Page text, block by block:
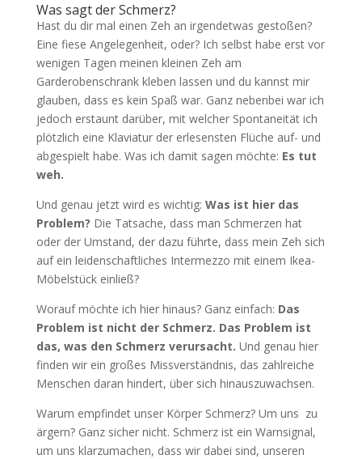
Was sagt der Schmerz?
Hast du dir mal einen Zeh an irgendetwas gestoßen?
Eine fiese Angelegenheit, oder? Ich selbst habe erst vor
wenigen Tagen meinen kleinen Zeh am
Garderobenschrank kleben lassen und du kannst mir
glauben, dass es kein Spaß war. Ganz nebenbei war ich
jedoch erstaunt darüber, mit welcher Spontaneität ich
plötzlich eine Klaviatur der erlesensten Flüche auf- und
abgespielt habe. Was ich damit sagen möchte: Es tut
weh.
Und genau jetzt wird es wichtig: Was ist hier das
Problem? Die Tatsache, dass man Schmerzen hat
oder der Umstand, der dazu führte, dass mein Zeh sich
auf ein leidenschaftliches Intermezzo mit einem Ikea-
Möbelstück einließ?
Worauf möchte ich hier hinaus? Ganz einfach: Das
Problem ist nicht der Schmerz. Das Problem ist
das, was den Schmerz verursacht. Und genau hier
finden wir ein großes Missverständnis, das zahlreiche
Menschen daran hindert, über sich hinauszuwachsen.
Warum empfindet unser Körper Schmerz? Um uns zu
ärgern? Ganz sicher nicht. Schmerz ist ein Warnsignal,
um uns klarzumachen, dass wir dabei sind, unseren